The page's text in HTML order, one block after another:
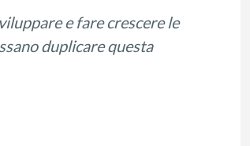
e fare crescere le
duplicare questa